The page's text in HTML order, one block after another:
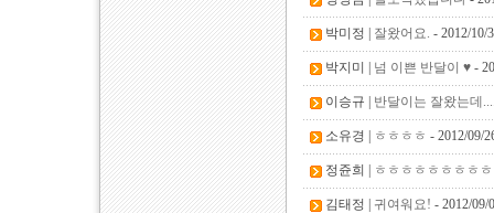
박미정 | 잘왔어요. - 2012/10/
박지미 | 넘 이쁜 반달이 ♥ -
이승규 | 반달이는 잘왔는데
소유경 | ㅎㅎㅎㅎ - 2012/09/
정쥰희 | ㅎㅎㅎㅎㅎㅎㅎㅎ
김태정 | 귀여워요! - 2012/09/